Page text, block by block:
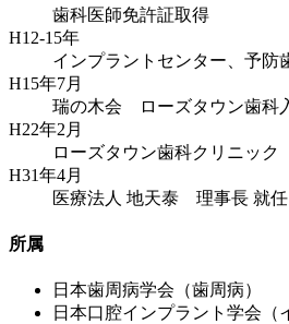
歯科医師免許証取得
H12-15年
インプラントセンター、予防
H15年7月
瑞の木会 ローズタウン歯科
H22年2月
ローズタウン歯科クリニッ
H31年4月
医療法人 地天泰 理事長 就任
所属
日本歯周病学会（歯周病）
日本口腔インプラント学会（